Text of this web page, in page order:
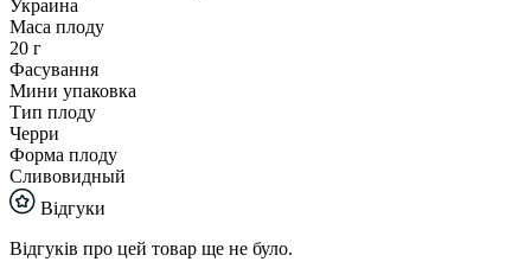
Украина
Маса плоду
20 г
Фасування
Мини упаковка
Тип плоду
Черри
Форма плоду
Сливовидный
Відгуки
Відгуків про цей товар ще не було.